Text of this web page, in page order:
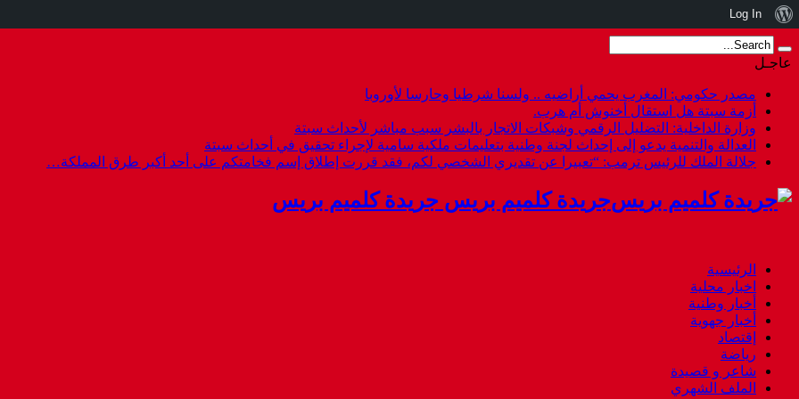
عاجـل
مصدر حكومي: المغرب يحمي أراضيه .. ولسنا شرطيا وحارسا لأوروبا
أزمة سبتة هل استقال أخنوش أم هرب.
وزارة الداخلية: التضليل الرقمي وشبكات الاتجار بالبشر سبب مباشر لأحداث سبتة
العدالة والتنمية يدعو إلى إحداث لجنة وطنية بتعليمات ملكية سامية لإجراء تحقيق في أحداث سبتة
جلالة الملك للرئيس ترمب: “تعبيرا عن تقديري الشخصي لكم، فقد قررت إطلاق إسم فخامتكم على أحد أكبر طرق المملكة…
جريدة كلميم بريس جريدة كلميم بريس
الرئيسية
اخبار محلية
أخبار وطنية
أخبار جهوية
إقتصاد
رياضة
شاعر و قصيدة
الملف الشهري
نبذة
عن
ووردبريس
Log In